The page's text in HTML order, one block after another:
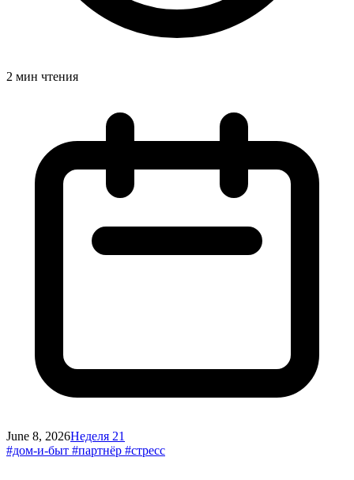
2 мин чтения
June 8, 2026Неделя 21
#дом-и-быт #партнёр #стресс